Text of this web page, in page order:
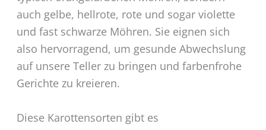
auch gelbe, hellrote, rote und sogar violette
und fast schwarze Möhren. Sie eignen sich
also hervorragend, um gesunde Abwechslung
auf unsere Teller zu bringen und farbenfrohe
Gerichte zu kreieren.
Diese Karottensorten gibt es